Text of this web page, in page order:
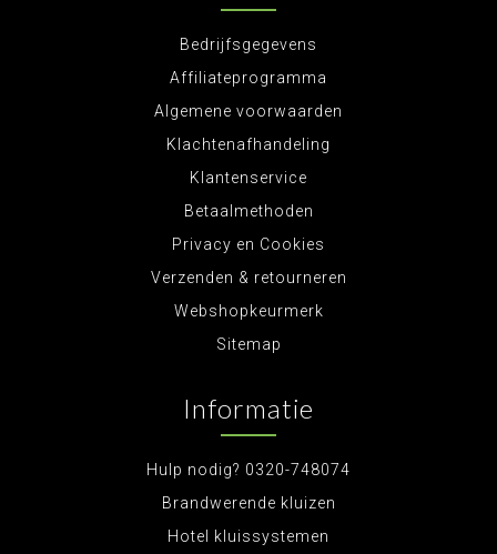
Bedrijfsgegevens
Affiliateprogramma
Algemene voorwaarden
Klachtenafhandeling
Klantenservice
Betaalmethoden
Privacy en Cookies
Verzenden & retourneren
Webshopkeurmerk
Sitemap
Informatie
Hulp nodig? 0320-748074
Brandwerende kluizen
Hotel kluissystemen